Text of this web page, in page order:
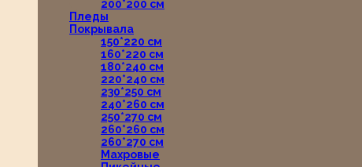
200*200 см
Пледы
Покрывала
150*220 см
160*220 см
180*240 см
220*240 см
230*250 см
240*260 см
250*270 см
260*260 см
260*270 см
Махровые